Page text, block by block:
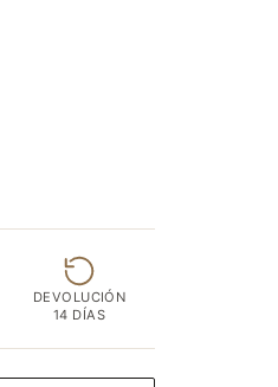
DEVOLUCIÓN
14 DÍAS